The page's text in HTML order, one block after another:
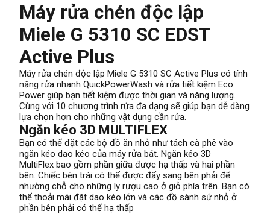
Máy rửa chén độc lập
Miele G 5310 SC EDST
Active Plus
Máy rửa chén độc lập Miele G 5310 SC Active Plus có tính
năng rửa nhanh QuickPowerWash và rửa tiết kiệm Eco
Power giúp bạn tiết kiệm được thời gian và năng lượng.
Cùng với 10 chương trình rửa đa dạng sẽ giúp bạn dễ dàng
lựa chọn hơn cho những vật dụng cần rửa.
Ngăn kéo 3D MULTIFLEX
Bạn có thể đặt các bộ đồ ăn nhỏ như tách cà phê vào
ngăn kéo dao kéo của máy rửa bát. Ngăn kéo 3D
MultiFlex bao gồm phần giữa được hạ thấp và hai phần
bên. Chiếc bên trái có thể được đẩy sang bên phải để
nhường chỗ cho những ly rượu cao ở giỏ phía trên. Bạn có
thể thoải mái đặt dao kéo lớn và các đồ sành sứ nhỏ ở
phần bên phải có thể hạ thấp